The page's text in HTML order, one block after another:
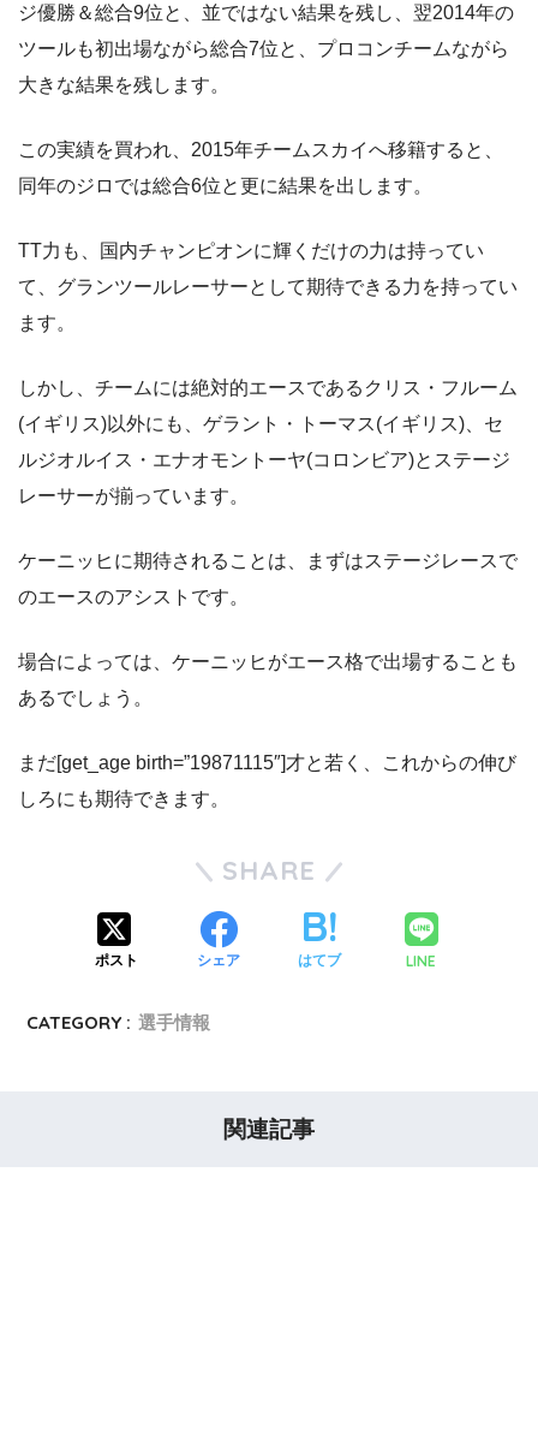
ジ優勝＆総合9位と、並ではない結果を残し、翌2014年の
ツールも初出場ながら総合7位と、プロコンチームながら
大きな結果を残します。
この実績を買われ、2015年チームスカイへ移籍すると、
同年のジロでは総合6位と更に結果を出します。
TT力も、国内チャンピオンに輝くだけの力は持ってい
て、グランツールレーサーとして期待できる力を持ってい
ます。
しかし、チームには絶対的エースであるクリス・フルーム
(イギリス)以外にも、ゲラント・トーマス(イギリス)、セ
ルジオルイス・エナオモントーヤ(コロンビア)とステージ
レーサーが揃っています。
ケーニッヒに期待されることは、まずはステージレースで
のエースのアシストです。
場合によっては、ケーニッヒがエース格で出場することも
あるでしょう。
まだ[get_age birth=”19871115″]才と若く、これからの伸び
しろにも期待できます。
SHARE
ポスト シェア はてブ LINE
CATEGORY : 選手情報
関連記事